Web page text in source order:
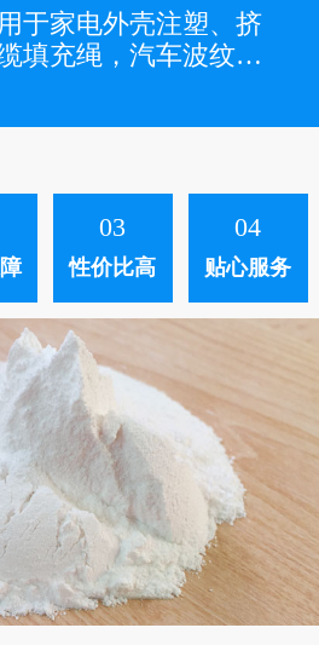
家电外壳注塑、挤
填充绳，汽车波纹
管道，PP管，PP板
等各类PP料阻燃制品
03
性价比高
04
贴心服务